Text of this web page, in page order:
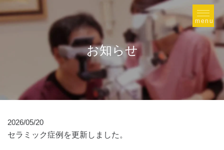
お知らせ
2026/05/20
セラミック症例を更新しました。